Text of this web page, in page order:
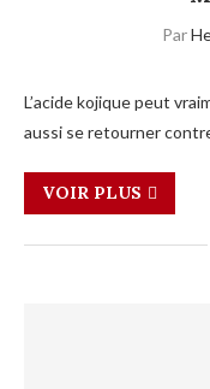
Par
L’acide kojique peut
aussi se retourner
VOIR PLUS